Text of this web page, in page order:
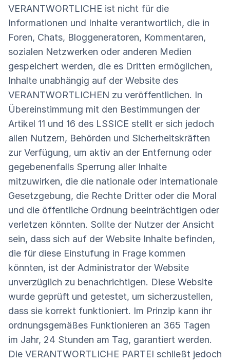
VERANTWORTLICHE ist nicht für die
Informationen und Inhalte verantwortlich, die in
Foren, Chats, Bloggeneratoren, Kommentaren,
sozialen Netzwerken oder anderen Medien
gespeichert werden, die es Dritten ermöglichen,
Inhalte unabhängig auf der Website des
VERANTWORTLICHEN zu veröffentlichen. In
Übereinstimmung mit den Bestimmungen der
Artikel 11 und 16 des LSSICE stellt er sich jedoch
allen Nutzern, Behörden und Sicherheitskräften
zur Verfügung, um aktiv an der Entfernung oder
gegebenenfalls Sperrung aller Inhalte
mitzuwirken, die die nationale oder internationale
Gesetzgebung, die Rechte Dritter oder die Moral
und die öffentliche Ordnung beeinträchtigen oder
verletzen könnten. Sollte der Nutzer der Ansicht
sein, dass sich auf der Website Inhalte befinden,
die für diese Einstufung in Frage kommen
könnten, ist der Administrator der Website
unverzüglich zu benachrichtigen. Diese Website
wurde geprüft und getestet, um sicherzustellen,
dass sie korrekt funktioniert. Im Prinzip kann ihr
ordnungsgemäßes Funktionieren an 365 Tagen
im Jahr, 24 Stunden am Tag, garantiert werden.
Die VERANTWORTLICHE PARTEI schließt jedoch